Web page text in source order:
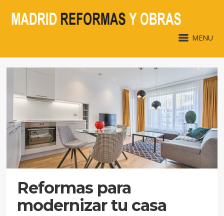
MENU
Reformas para
modernizar tu casa